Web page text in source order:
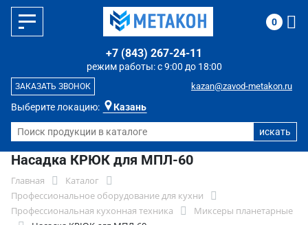
Выберите локацию: Казань
режим работы: с 9:00 до 18:00
+7 (843) 267-24-11
kazan@zavod-metakon.ru
ЗАКАЗАТЬ ЗВОНОК
0
Насадка КРЮК для МПЛ-60
Главная
Каталог
Профессиональное оборудование для кухни
Профессиональная кухонная техника
Миксеры планетарные